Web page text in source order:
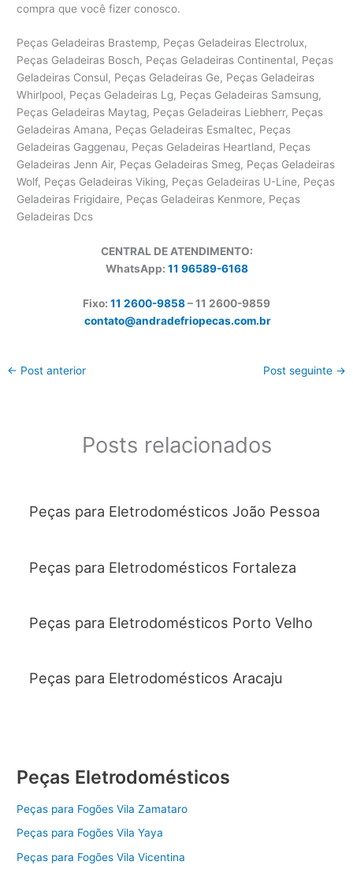
compra que você fizer conosco.
Peças Geladeiras Brastemp, Peças Geladeiras Electrolux,
Peças Geladeiras Bosch, Peças Geladeiras Continental, Peças
Geladeiras Consul, Peças Geladeiras Ge, Peças Geladeiras
Whirlpool, Peças Geladeiras Lg, Peças Geladeiras Samsung,
Peças Geladeiras Maytag, Peças Geladeiras Liebherr, Peças
Geladeiras Amana, Peças Geladeiras Esmaltec, Peças
Geladeiras Gaggenau, Peças Geladeiras Heartland, Peças
Geladeiras Jenn Air, Peças Geladeiras Smeg, Peças Geladeiras
Wolf, Peças Geladeiras Viking, Peças Geladeiras U-Line, Peças
Geladeiras Frigidaire, Peças Geladeiras Kenmore, Peças
Geladeiras Dcs
CENTRAL DE ATENDIMENTO:
WhatsApp: 11 96589-6168
Fixo: 11 2600-9858– 11 2600-9859
contato@andradefriopecas.com.br
← Post anterior Post seguinte →
Posts relacionados
Peças para Eletrodomésticos João Pessoa
Peças para Eletrodomésticos Fortaleza
Peças para Eletrodomésticos Porto Velho
Peças para Eletrodomésticos Aracaju
Peças Eletrodomésticos
Peças para Fogões Vila Zamataro
Peças para Fogões Vila Yaya
Peças para Fogões Vila Vicentina